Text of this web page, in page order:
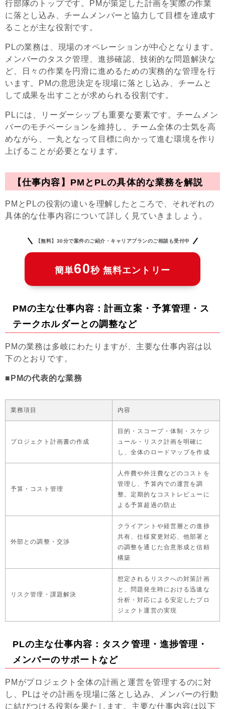
行部隊のトップです。PMが策定した計画を実際の作業
に落とし込み、チームメンバーと協力して目標を達成す
ることが主な役割です。
PLの業務は、現場のオペレーションが中心となります。
メンバーのタスク管理、進捗確認、技術的な問題解決な
ど、日々の作業を円滑に進めるための実務的な管理を行
います。PMの意思決定を現場に落とし込み、チームと
して成果を出すことが求められる役割です。
PLには、リーダーシップも重要な要素です。チームメン
バーのモチベーションを維持し、チーム全体の士気を高
めながら、一丸となって目標に向かって進む環境を作り
上げることが必要となります。
【仕事内容】PMとPLの具体的な業務を解説
PMとPLの役割の違いを理解したところで、それぞれの
具体的な仕事内容について詳しく見ていきましょう。
【無料】30分で案件のご紹介・キャリアプランのご相談も受付中
簡単60秒 無料エントリー
PMの主な仕事内容：計画立案・予算管理・ス
テークホルダーとの調整など
PMの業務は多岐にわたりますが、主要な仕事内容は以
下のとおりです。
■PMの代表的な業務
業務項目 内容
プロジェクト計画書の作成
目的・スコープ・体制・スケジ
ュール・リスク計画を明確に
し、全体のロードマップを作成
予算・コスト管理
人件費や外注費などのコストを
管理し、予算内での運営を調
整。定期的なコストレビューに
よる予算超過の防止
外部との調整・交渉
クライアントや経営層との進捗
共有、仕様変更対応、他部署と
の調整を通じた合意形成と信頼
構築
リスク管理・課題解決
想定されるリスクへの対策計画
と、問題発生時における迅速な
分析・対応による安定したプロ
ジェクト運営の実現
PLの主な仕事内容：タスク管理・進捗管理・
メンバーのサポートなど
PMがプロジェクト全体の計画と運営を管理するのに対
し、PLはその計画を現場に落とし込み、メンバーの行動
に結びつける役割を果たします。主要な仕事内容は以下